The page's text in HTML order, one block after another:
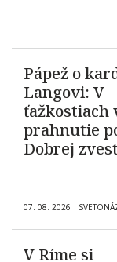
Pápež o
Langovi: V
ťažkostiach
prahnutie
Dobrej
07. 08. 2026 |
V Ríme si